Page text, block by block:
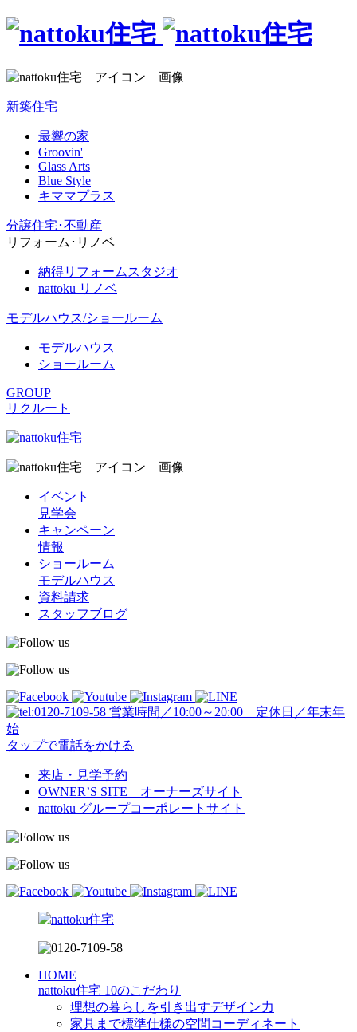
新築住宅
最響の家
Groovin'
Glass Arts
Blue Style
キママプラス
分譲住宅･不動産
リフォーム･リノベ
納得リフォームスタジオ
nattoku リノベ
モデルハウス/ショールーム
モデルハウス
ショールーム
GROUP
リクルート
イベント
見学会
キャンペーン
情報
ショールーム
モデルハウス
資料請求
スタッフブログ
営業時間／10:00～20:00 定休日／年末年
始
タップで電話をかける
来店・見学予約
OWNER’S SITE オーナーズサイト
nattoku グループコーポレートサイト
HOME
nattoku住宅 10のこだわり
理想の暮らしを引き出すデザイン力
家具まで標準仕様の空間コーディネート